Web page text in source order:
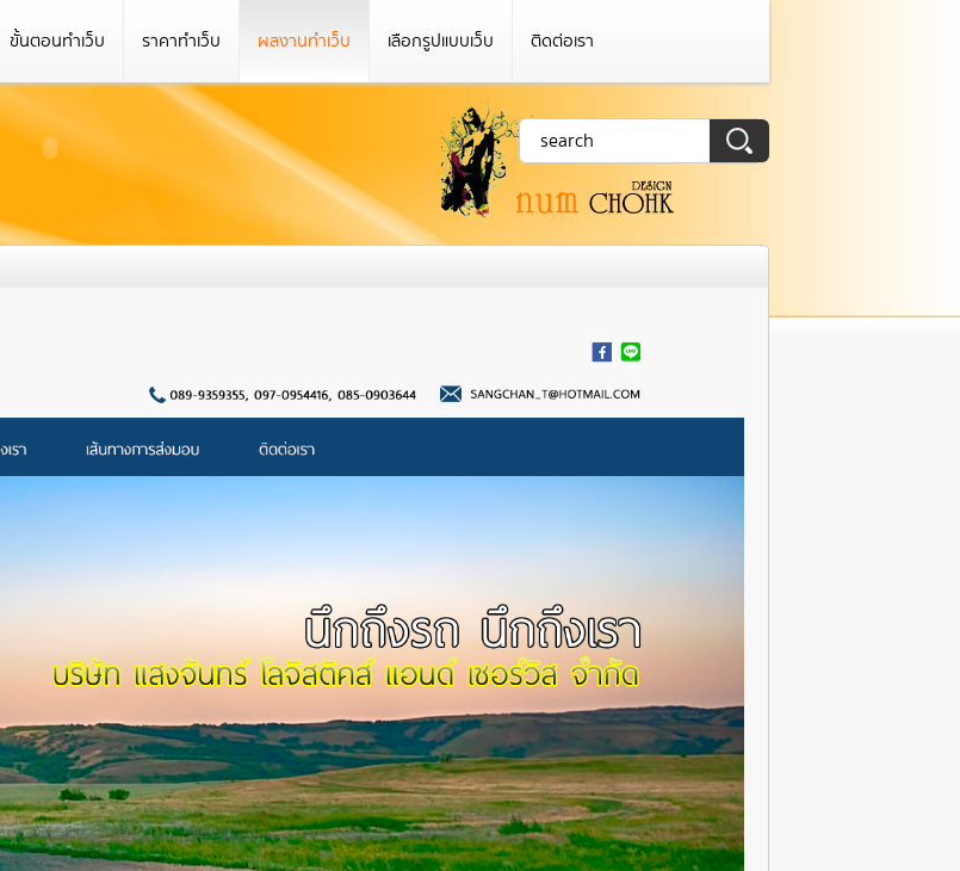
ขั้นตอนทำเว็บ ราคาทำเว็บ ผลงานทำเว็บ เลือกรูปแบบเว็บ ติดต่อเรา